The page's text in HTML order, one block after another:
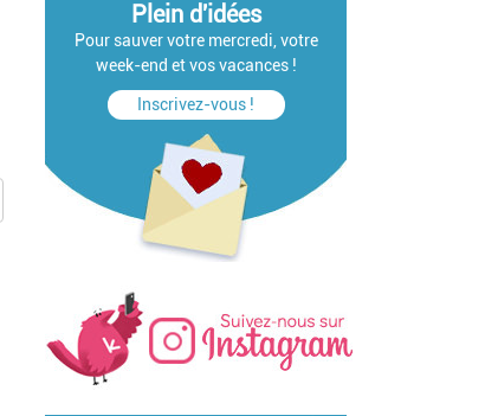
Plein d'idées
Pour sauver votre mercredi, votre
week-end et vos vacances !
Inscrivez-vous !